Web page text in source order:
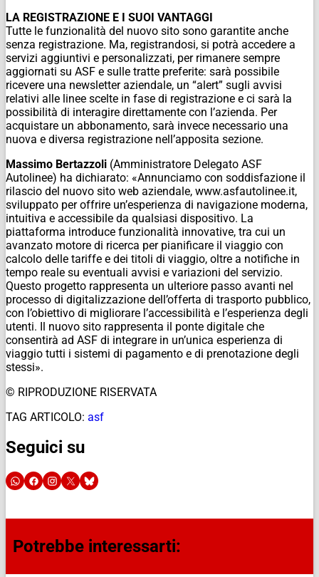
LA REGISTRAZIONE E I SUOI VANTAGGI
Tutte le funzionalità del nuovo sito sono garantite anche
senza registrazione. Ma, registrandosi, si potrà accedere a
servizi aggiuntivi e personalizzati, per rimanere sempre
aggiornati su ASF e sulle tratte preferite: sarà possibile
ricevere una newsletter aziendale, un “alert” sugli avvisi
relativi alle linee scelte in fase di registrazione e ci sarà la
possibilità di interagire direttamente con l’azienda. Per
acquistare un abbonamento, sarà invece necessario una
nuova e diversa registrazione nell’apposita sezione.
Massimo Bertazzoli (Amministratore Delegato ASF
Autolinee) ha dichiarato: «Annunciamo con soddisfazione il
rilascio del nuovo sito web aziendale, www.asfautolinee.it,
sviluppato per offrire un’esperienza di navigazione moderna,
intuitiva e accessibile da qualsiasi dispositivo. La
piattaforma introduce funzionalità innovative, tra cui un
avanzato motore di ricerca per pianificare il viaggio con
calcolo delle tariffe e dei titoli di viaggio, oltre a notifiche in
tempo reale su eventuali avvisi e variazioni del servizio.
Questo progetto rappresenta un ulteriore passo avanti nel
processo di digitalizzazione dell’offerta di trasporto pubblico,
con l’obiettivo di migliorare l’accessibilità e l’esperienza degli
utenti. Il nuovo sito rappresenta il ponte digitale che
consentirà ad ASF di integrare in un’unica esperienza di
viaggio tutti i sistemi di pagamento e di prenotazione degli
stessi».
© RIPRODUZIONE RISERVATA
TAG ARTICOLO: asf
Seguici su
Potrebbe interessarti: